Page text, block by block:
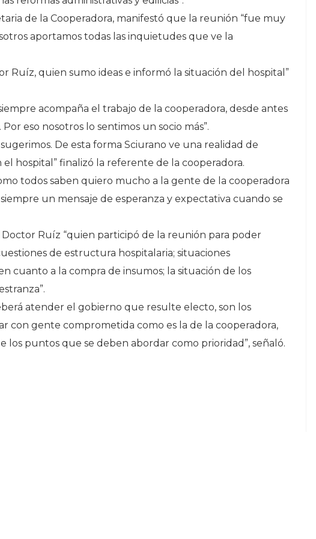
de la Cooperadora, manifestó que la reunión “fue muy
aportamos todas las inquietudes que ve la
Ruíz, quien sumo ideas e informó la situación del hospital”
acompaña el trabajo de la cooperadora, desde antes
eso nosotros lo sentimos un socio más”.
De esta forma Sciurano ve una realidad de
hospital” finalizó la referente de la cooperadora.
todos saben quiero mucho a la gente de la cooperadora
un mensaje de esperanza y expectativa cuando se
Ruíz “quien participó de la reunión para poder
de estructura hospitalaria; situaciones
cuanto a la compra de insumos; la situación de los
atender el gobierno que resulte electo, son los
con gente comprometida como es la de la cooperadora,
los puntos que se deben abordar como prioridad”, señaló.